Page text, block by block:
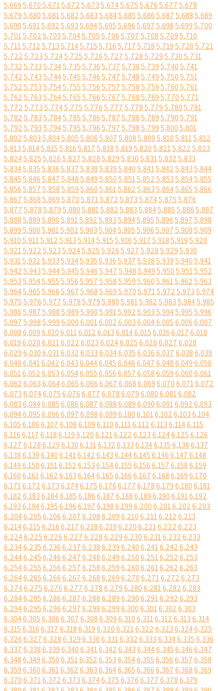
5,6695,6705,6715,6725,6735,6745,6755,6765,6775,678
5,6795,6805,6815,6825,6835,6845,6855,6865,6875,6885,689
5,6905,6915,6925,6935,6945,6955,6965,6975,6985,6995,700
5,7015,7025,7035,7045,7055,7065,7075,7085,7095,710
5,7115,7125,7135,7145,7155,7165,7175,7185,7195,7205,721
5,7225,7235,7245,7255,7265,7275,7285,7295,7305,731
5,7325,7335,7345,7355,7365,7375,7385,7395,7405,741
5,7425,7435,7445,7455,7465,7475,7485,7495,7505,751
5,7525,7535,7545,7555,7565,7575,7585,7595,7605,761
5,7625,7635,7645,7655,7665,7675,7685,7695,7705,771
5,7725,7735,7745,7755,7765,7775,7785,7795,7805,781
5,7825,7835,7845,7855,7865,7875,7885,7895,7905,791
5,7925,7935,7945,7955,7965,7975,7985,7995,8005,801
5,8025,8035,8045,8055,8065,8075,8085,8095,8105,8115,812
5,8135,8145,8155,8165,8175,8185,8195,8205,8215,8225,823
5,8245,8255,8265,8275,8285,8295,8305,8315,8325,833
5,8345,8355,8365,8375,8385,8395,8405,8415,8425,8435,844
5,8455,8465,8475,8485,8495,8505,8515,8525,8535,8545,855
5,8565,8575,8585,8595,8605,8615,8625,8635,8645,8655,866
5,8675,8685,8695,8705,8715,8725,8735,8745,8755,876
5,8775,8785,8795,8805,8815,8825,8835,8845,8855,8865,887
5,8885,8895,8905,8915,8925,8935,8945,8955,8965,8975,898
5,8995,9005,9015,9025,9035,9045,9055,9065,9075,9085,909
5,9105,9115,9125,9135,9145,9155,9165,9175,9185,9195,920
5,9215,9225,9235,9245,9255,9265,9275,9285,9295,930
5,9315,9325,9335,9345,9355,9365,9375,9385,9395,9405,941
5,9425,9435,9445,9455,9465,9475,9485,9495,9505,9515,952
5,9535,9545,9555,9565,9575,9585,9595,9605,9615,9625,963
5,9645,9655,9665,9675,9685,9695,9705,9715,9725,9735,974
5,9755,9765,9775,9785,9795,9805,9815,9825,9835,9845,985
5,9865,9875,9885,9895,9905,9915,9925,9935,9945,9955,996
5,9975,9985,9996,0006,0016,0026,0036,0046,0056,0066,007
6,0086,0096,0106,0116,0126,0136,0146,0156,0166,0176,018
6,0196,0206,0216,0226,0236,0246,0256,0266,0276,028
6,0296,0306,0316,0326,0336,0346,0356,0366,0376,0386,039
6,0406,0416,0426,0436,0446,0456,0466,0476,0486,0496,050
6,0516,0526,0536,0546,0556,0566,0576,0586,0596,0606,061
6,0626,0636,0646,0656,0666,0676,0686,0696,0706,0716,072
6,0736,0746,0756,0766,0776,0786,0796,0806,0816,082
6,0836,0846,0856,0866,0876,0886,0896,0906,0916,0926,093
6,0946,0956,0966,0976,0986,0996,1006,1016,1026,1036,104
6,1056,1066,1076,1086,1096,1106,1116,1126,1136,1146,115
6,1166,1176,1186,1196,1206,1216,1226,1236,1246,1256,126
6,1276,1286,1296,1306,1316,1326,1336,1346,1356,1366,137
6,1386,1396,1406,1416,1426,1436,1446,1456,1466,1476,148
6,1496,1506,1516,1526,1536,1546,1556,1566,1576,1586,159
6,1606,1616,1626,1636,1646,1656,1666,1676,1686,1696,170
6,1716,1726,1736,1746,1756,1766,1776,1786,1796,1806,181
6,1826,1836,1846,1856,1866,1876,1886,1896,1906,1916,192
6,1936,1946,1956,1966,1976,1986,1996,2006,2016,2026,203
6,2046,2056,2066,2076,2086,2096,2106,2116,2126,213
6,2146,2156,2166,2176,2186,2196,2206,2216,2226,223
6,2246,2256,2266,2276,2286,2296,2306,2316,2326,233
6,2346,2356,2366,2376,2386,2396,2406,2416,2426,243
6,2446,2456,2466,2476,2486,2496,2506,2516,2526,253
6,2546,2556,2566,2576,2586,2596,2606,2616,2626,263
6,2646,2656,2666,2676,2686,2696,2706,2716,2726,273
6,2746,2756,2766,2776,2786,2796,2806,2816,2826,283
6,2846,2856,2866,2876,2886,2896,2906,2916,2926,293
6,2946,2956,2966,2976,2986,2996,3006,3016,3026,303
6,3046,3056,3066,3076,3086,3096,3106,3116,3126,3136,314
6,3156,3166,3176,3186,3196,3206,3216,3226,3236,3246,325
6,3266,3276,3286,3296,3306,3316,3326,3336,3346,3356,336
6,3376,3386,3396,3406,3416,3426,3436,3446,3456,3466,347
6,3486,3496,3506,3516,3526,3536,3546,3556,3566,3576,358
6,3596,3606,3616,3626,3636,3646,3656,3666,3676,3686,369
6,3706,3716,3726,3736,3746,3756,3766,3776,3786,379